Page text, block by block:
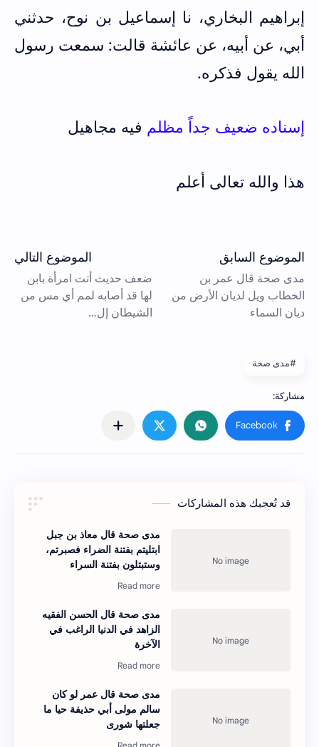
إبراهيم البخاري، نا إسماعيل بن نوح، حدثني
أبي، عن أبيه، عن عائشة قالت: سمعت رسول
الله يقول فذكره.
إسناده ضعيف جداً مظلم فيه مجاهيل
هذا والله تعالى أعلم
#مدى صحة
قد تُعجبك هذه المشاركات
مدى صحة قال معاذ بن جبل
ابتليتم بفتنة الضراء فصبرتم،
وستبتلون بفتنة السراء
مدى صحة قال الحسن الفقيه
الزاهد في الدنيا الراغب في
الآخرة
مدى صحة قال عمر لو كان
سالم مولى أبي حذيفة حيا ما
جعلتها شورى